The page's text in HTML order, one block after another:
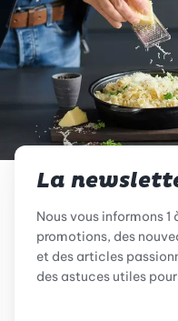
La
Nous vous informons
promotions, des
et des articles
des astuces utiles